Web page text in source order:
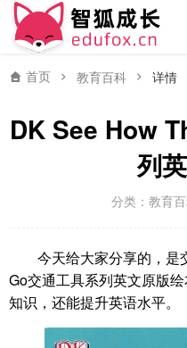
首页 教育百科 详情
DK See How
列
分类： 教育
今天给大家分享的，
Go交通工具系列英文原版
知识，还能提升英语水平。